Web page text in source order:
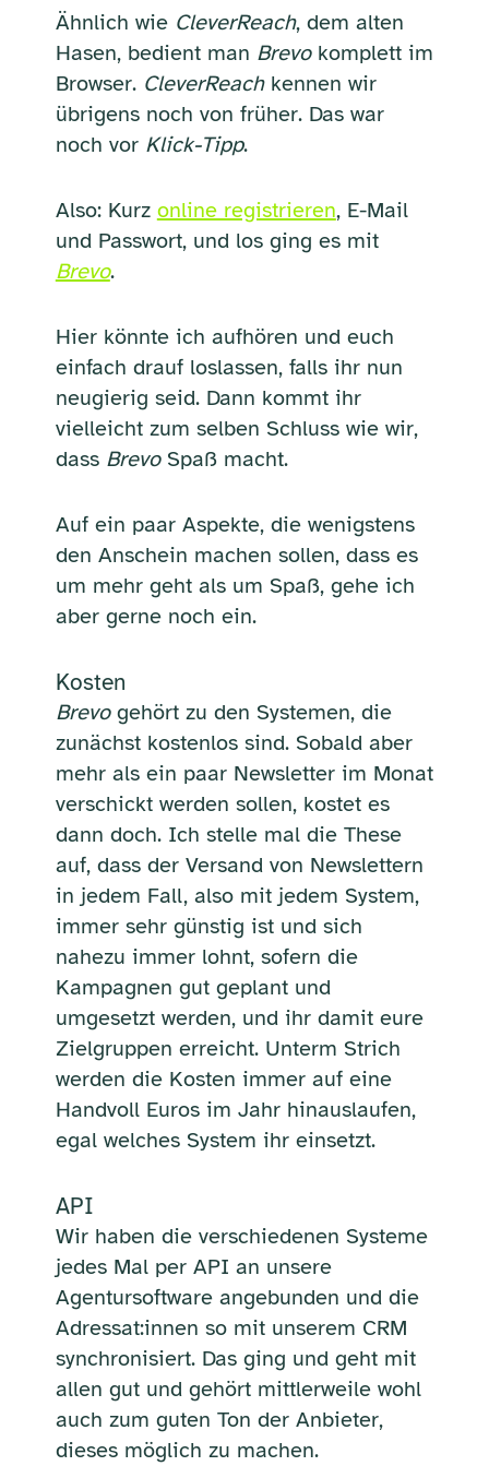
Ähnlich wie CleverReach, dem alten
Hasen, bedient man Brevokomplett im
Browser. CleverReachkennen wir
übrigens noch von früher. Das war
noch vor Klick-Tipp.
Also: Kurz online registrieren, E-Mail
und Passwort, und los ging es mit
Brevo.
Hier könnte ich aufhören und euch
einfach drauf loslassen, falls ihr nun
neugierig seid. Dann kommt ihr
vielleicht zum selben Schluss wie wir,
dass BrevoSpaß macht.
Auf ein paar Aspekte, die wenigstens
den Anschein machen sollen, dass es
um mehr geht als um Spaß, gehe ich
aber gerne noch ein.
Kosten
Brevogehört zu den Systemen, die
zunächst kostenlos sind. Sobald aber
mehr als ein paar Newsletter im Monat
verschickt werden sollen, kostet es
dann doch. Ich stelle mal die These
auf, dass der Versand von Newslettern
in jedem Fall, also mit jedem System,
immer sehr günstig ist und sich
nahezu immer lohnt, sofern die
Kampagnen gut geplant und
umgesetzt werden, und ihr damit eure
Zielgruppen erreicht. Unterm Strich
werden die Kosten immer auf eine
Handvoll Euros im Jahr hinauslaufen,
egal welches System ihr einsetzt.
API
Wir haben die verschiedenen Systeme
jedes Mal per API an unsere
Agentursoftware angebunden und die
Adressat:innen so mit unserem CRM
synchronisiert. Das ging und geht mit
allen gut und gehört mittlerweile wohl
auch zum guten Ton der Anbieter,
dieses möglich zu machen.